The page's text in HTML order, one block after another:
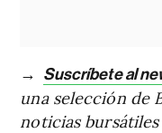
→ Suscríbete al
una selección de
noticias